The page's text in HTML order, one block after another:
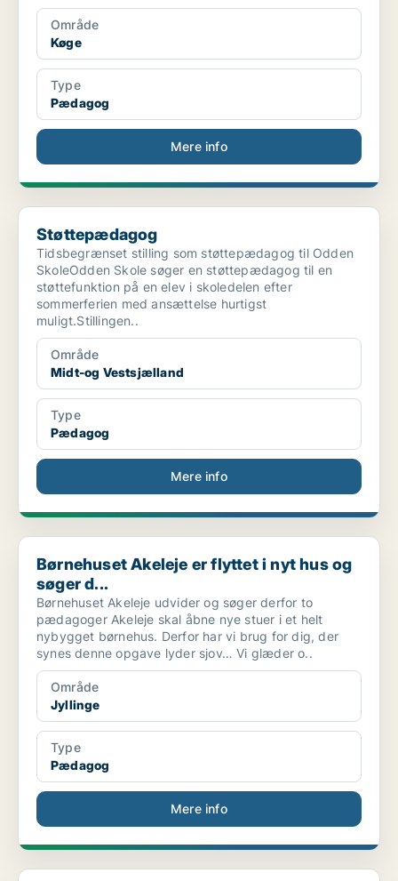
Område
Køge
Type
Pædagog
Mere info
Støttepædagog
Støttepædagog
Tidsbegrænset stilling som støttepædagog til Odden
SkoleOdden Skole søger en støttepædagog til en
støttefunktion på en elev i skoledelen efter
sommerferien med ansættelse hurtigst
muligt.Stillingen..
Område
Midt-og Vestsjælland
Type
Pædagog
Mere info
Børnehuset Akeleje er flyttet i nyt hus og søger d...
Børnehuset Akeleje er flyttet i nyt hus og
søger d...
Børnehuset Akeleje udvider og søger derfor to
pædagoger Akeleje skal åbne nye stuer i et helt
nybygget børnehus. Derfor har vi brug for dig, der
synes denne opgave lyder sjov… Vi glæder o..
Område
Jyllinge
Type
Pædagog
Mere info
Pædagog - FlexjobAd-hoc, Deltid